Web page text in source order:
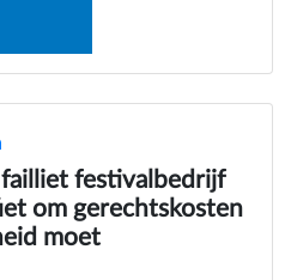
festivalbedrijf
om gerechtskosten
moet